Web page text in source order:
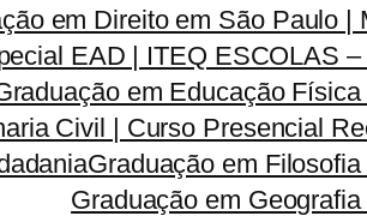
em Direito em São Paulo |
EAD | ITEQ ESCOLAS
em Educação
Civil | Curso Presencial
Graduação em
Graduação em